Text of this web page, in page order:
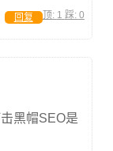
顶: 1 踩: 0
回复
黑帽SEO是